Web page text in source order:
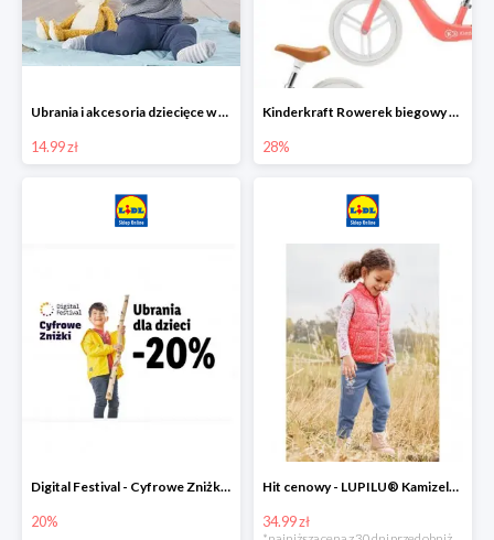
Ubrania i akcesoria dziecięce w Lidlu Online od 14,99 zł
14.99 zł
Kinderkraft Rowerek biegowy Fly
28%
Digital Festival - Cyfrowe Zniżki Ubrania dla dzieci w Lidlu -20%
20%
Hit cenowy - LUPILU® Kamizelka pikowana dziewczęca
34.99 zł